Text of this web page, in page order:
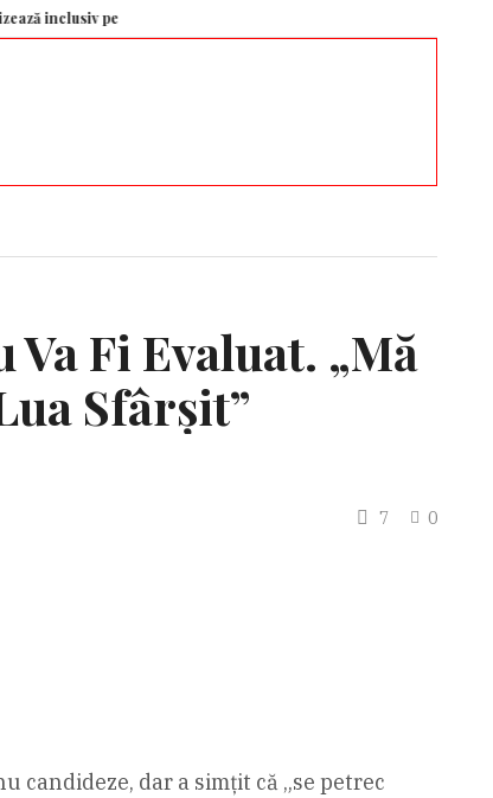
pe Putin „Trebuie să instituim o prezență militară americană
Va Fi Evaluat. „Mă
Sfârșit”
7
0
dar a simțit că „se petrec